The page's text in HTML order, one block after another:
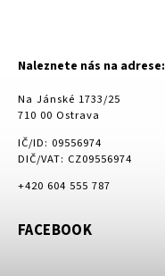
Naleznete nás na adrese:
Na Jánské 1733/25
710 00 Ostrava
IČ/ID: 09556974
DIČ/VAT: CZ09556974
+420 604 555 787
FACEBOOK